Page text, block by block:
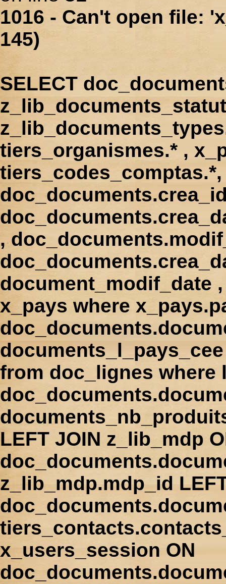
1016 - Can't open file:
145)
SELECT
tiers_organismes.* ,
,
document_modif_date
x_pays where
from doc_lignes where
LEFT JOIN z_lib_mdp
z_lib_mdp.mdp_id
x_users_session ON